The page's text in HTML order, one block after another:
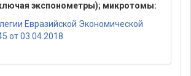
экспонометры); микротомы:
Евразийской Экономической
от 03.04.2018